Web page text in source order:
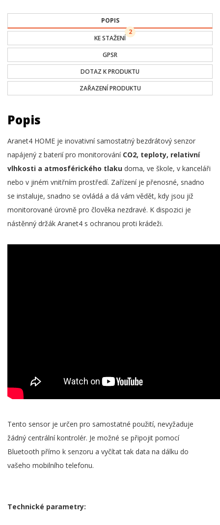
POPIS
KE STAŽENÍ
2
GPSR
DOTAZ K PRODUKTU
ZAŘAZENÍ PRODUKTU
Popis
Aranet4 HOME je inovativní samostatný bezdrátový senzor
napájený z baterií pro monitorování CO2, teploty, relativní
vlhkosti a atmosférického tlaku doma, ve škole, v kanceláři
nebo v jiném vnitřním prostředí. Zařízení je přenosné, snadno
se instaluje, snadno se ovládá a dá vám vědět, kdy jsou již
monitorované úrovně pro člověka nezdravé. K dispozici je
nástěnný držák Aranet4 s ochranou proti krádeži.
Tento sensor je určen pro samostatné použití, nevyžaduje
žádný centrální kontrolér. Je možné se připojit pomocí
Bluetooth přímo k senzoru a vyčítat tak data na dálku do
vašeho mobilního telefonu.
Technické parametry: